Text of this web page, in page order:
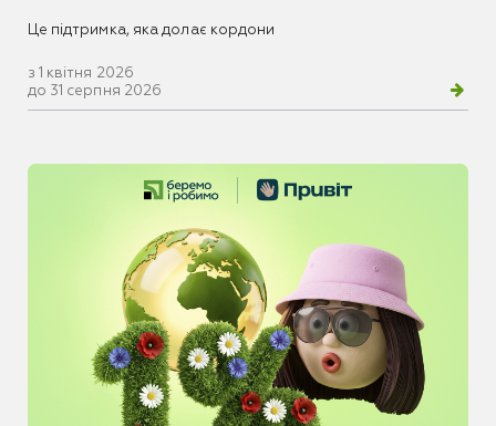
Це підтримка, яка долає кордони
з 1 квітня 2026
до 31 серпня 2026